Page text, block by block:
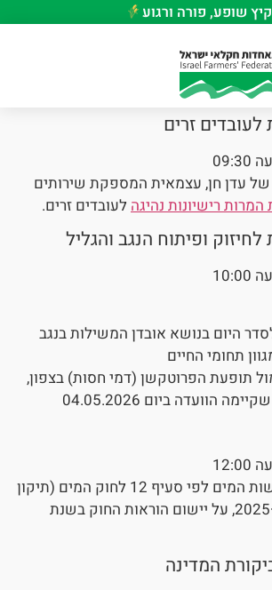
קיץ שופע, פורה ורגוע
זרים
של עדן חן, עצמאית המספקת שירותים
רישיונות נהיגה לעובדים זרים.
ופיתוח הנגב והגליל
היום בנושא אובדן המשילות בנגב
תחומי החיים
תופעת הפרוטקשן (דמי חסות) בצפון,
הוועדה ביום 04.05.2026
נושא הדיון: דיווח רשות המים לפי סעיף 12 לחוק המים (תיקון
מס' 31), התשפ"ה–2025, על יישום הוראות החוק בשנת
המדינה